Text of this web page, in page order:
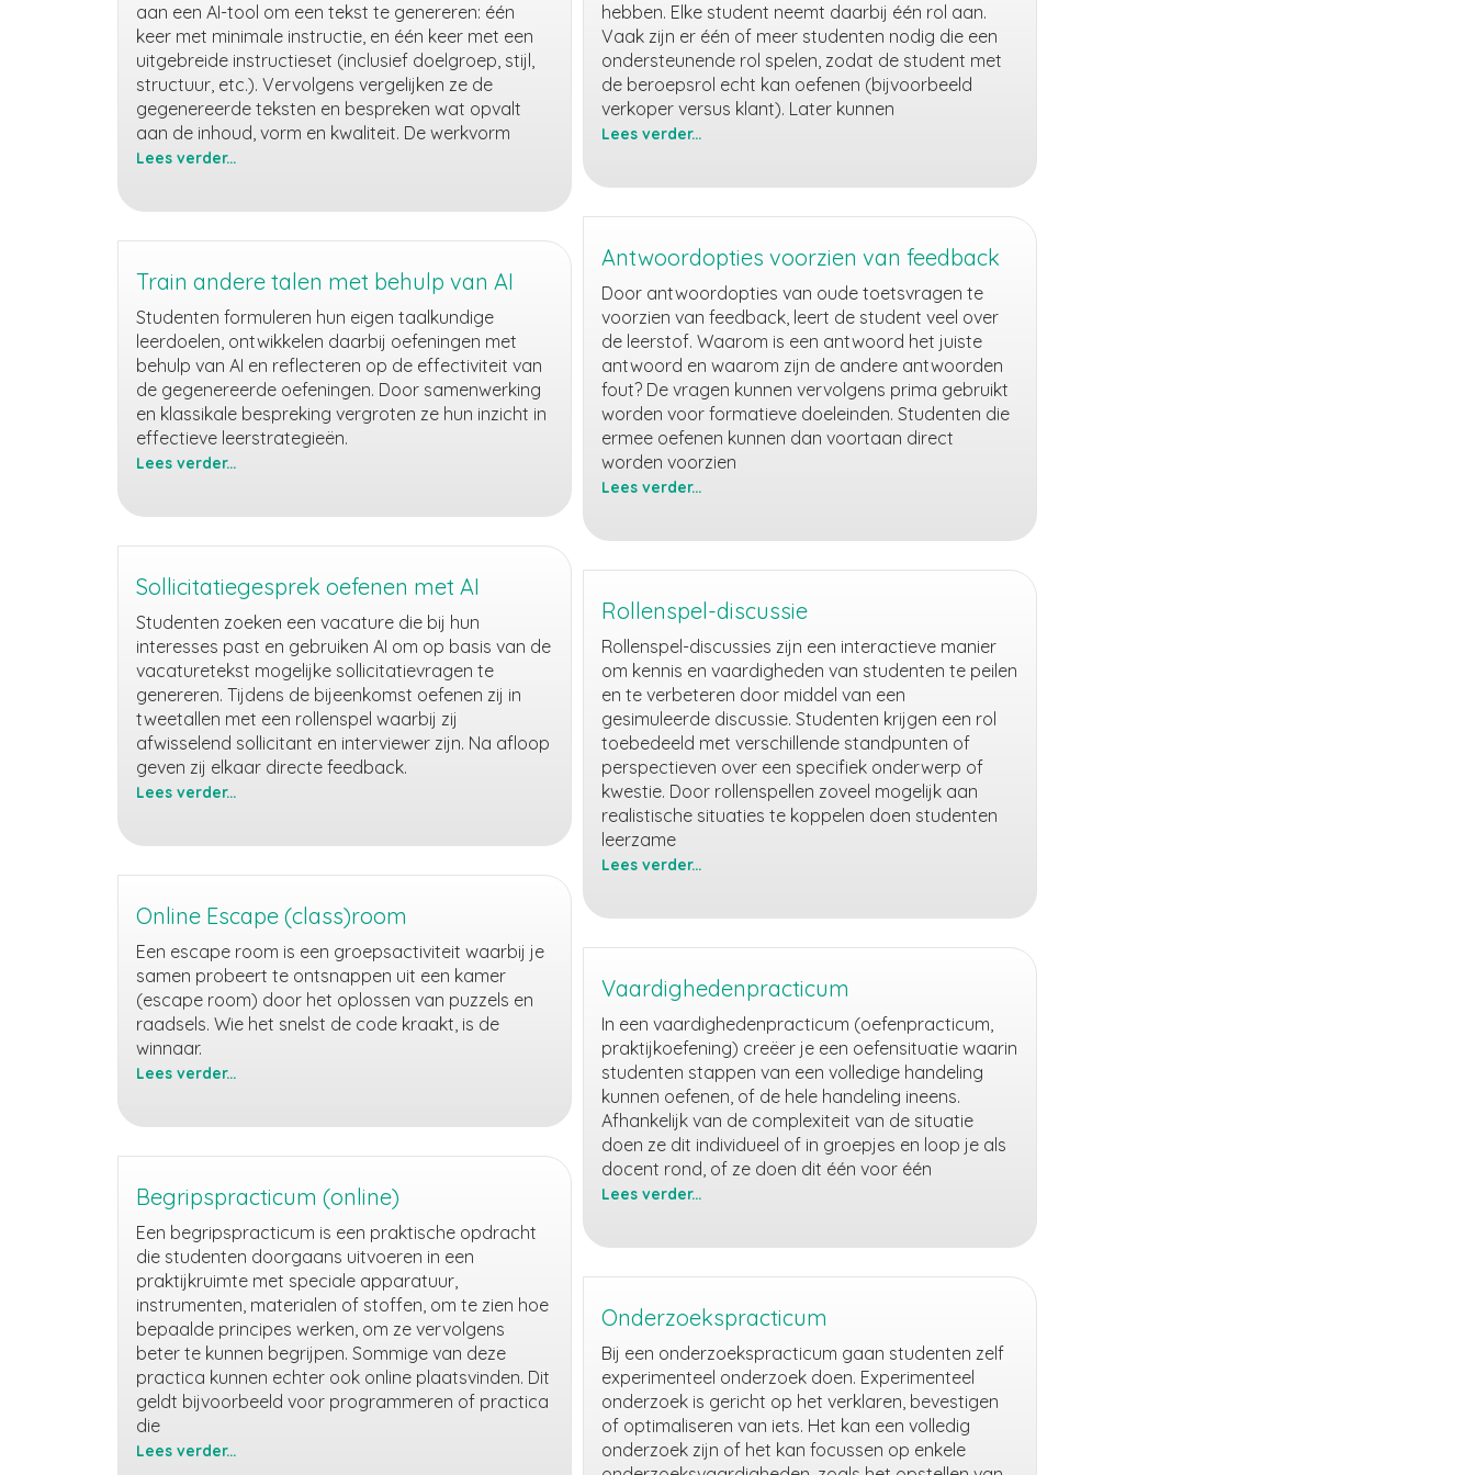
aan een AI-tool om een tekst te genereren: één
keer met minimale instructie, en één keer met een
uitgebreide instructieset (inclusief doelgroep, stijl,
structuur, etc.). Vervolgens vergelijken ze de
gegenereerde teksten en bespreken wat opvalt
aan de inhoud, vorm en kwaliteit. De werkvorm
Lees verder...
hoe
reageert
op
jouw
instructie
Train andere talen met behulp van AI
Studenten formuleren hun eigen taalkundige
leerdoelen, ontwikkelen daarbij oefeningen met
behulp van AI en reflecteren op de effectiviteit van
de gegenereerde oefeningen. Door samenwerking
en klassikale bespreking vergroten ze hun inzicht in
effectieve leerstrategieën.
Lees verder...
behulp
AI
Sollicitatiegesprek oefenen met AI
Studenten zoeken een vacature die bij hun
interesses past en gebruiken AI om op basis van de
vacaturetekst mogelijke sollicitatievragen te
genereren. Tijdens de bijeenkomst oefenen zij in
tweetallen met een rollenspel waarbij zij
afwisselend sollicitant en interviewer zijn. Na afloop
geven zij elkaar directe feedback.
Lees verder...
Online Escape (class)room
Een escape room is een groepsactiviteit waarbij je
samen probeert te ontsnappen uit een kamer
(escape room) door het oplossen van puzzels en
raadsels. Wie het snelst de code kraakt, is de
winnaar.
Lees verder...
Begripspracticum (online)
Een begripspracticum is een praktische opdracht
die studenten doorgaans uitvoeren in een
praktijkruimte met speciale apparatuur,
instrumenten, materialen of stoffen, om te zien hoe
bepaalde principes werken, om ze vervolgens
beter te kunnen begrijpen. Sommige van deze
practica kunnen echter ook online plaatsvinden. Dit
geldt bijvoorbeeld voor programmeren of practica
die
Lees verder...
hebben. Elke student neemt daarbij één rol aan.
Vaak zijn er één of meer studenten nodig die een
ondersteunende rol spelen, zodat de student met
de beroepsrol echt kan oefenen (bijvoorbeeld
verkoper versus klant). Later kunnen
Lees verder...
Antwoordopties voorzien van feedback
Door antwoordopties van oude toetsvragen te
voorzien van feedback, leert de student veel over
de leerstof. Waarom is een antwoord het juiste
antwoord en waarom zijn de andere antwoorden
fout? De vragen kunnen vervolgens prima gebruikt
worden voor formatieve doeleinden. Studenten die
ermee oefenen kunnen dan voortaan direct
worden voorzien
Lees verder...
voorzien
Rollenspel-discussie
Rollenspel-discussies zijn een interactieve manier
om kennis en vaardigheden van studenten te peilen
en te verbeteren door middel van een
gesimuleerde discussie. Studenten krijgen een rol
toebedeeld met verschillende standpunten of
perspectieven over een specifiek onderwerp of
kwestie. Door rollenspellen zoveel mogelijk aan
realistische situaties te koppelen doen studenten
leerzame
Lees verder...
discussie
Vaardighedenpracticum
In een vaardighedenpracticum (oefenpracticum,
praktijkoefening) creëer je een oefensituatie waarin
studenten stappen van een volledige handeling
kunnen oefenen, of de hele handeling ineens.
Afhankelijk van de complexiteit van de situatie
doen ze dit individueel of in groepjes en loop je als
docent rond, of ze doen dit één voor één
Lees verder...
Onderzoekspracticum
Bij een onderzoekspracticum gaan studenten zelf
experimenteel onderzoek doen. Experimenteel
onderzoek is gericht op het verklaren, bevestigen
of optimaliseren van iets. Het kan een volledig
onderzoek zijn of het kan focussen op enkele